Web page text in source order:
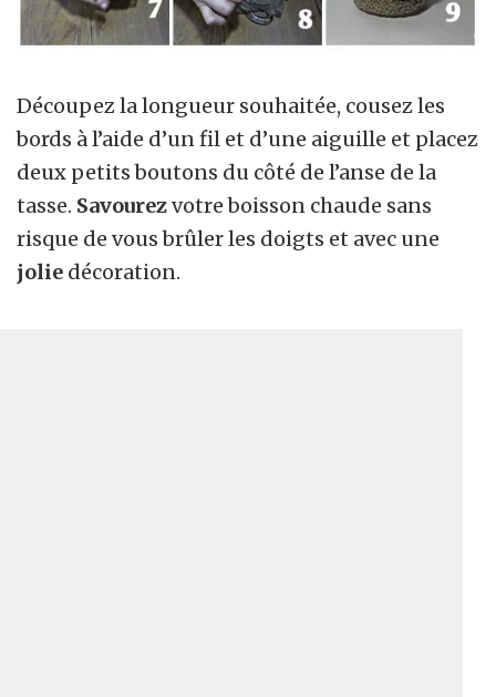
Découpez la longueur souhaitée, cousez les
bords à l’aide d’un fil et d’une aiguille et placez
deux petits boutons du côté de l’anse de la
tasse. Savourezvotre boisson chaude sans
risque de vous brûler les doigts et avec une
jolie décoration.